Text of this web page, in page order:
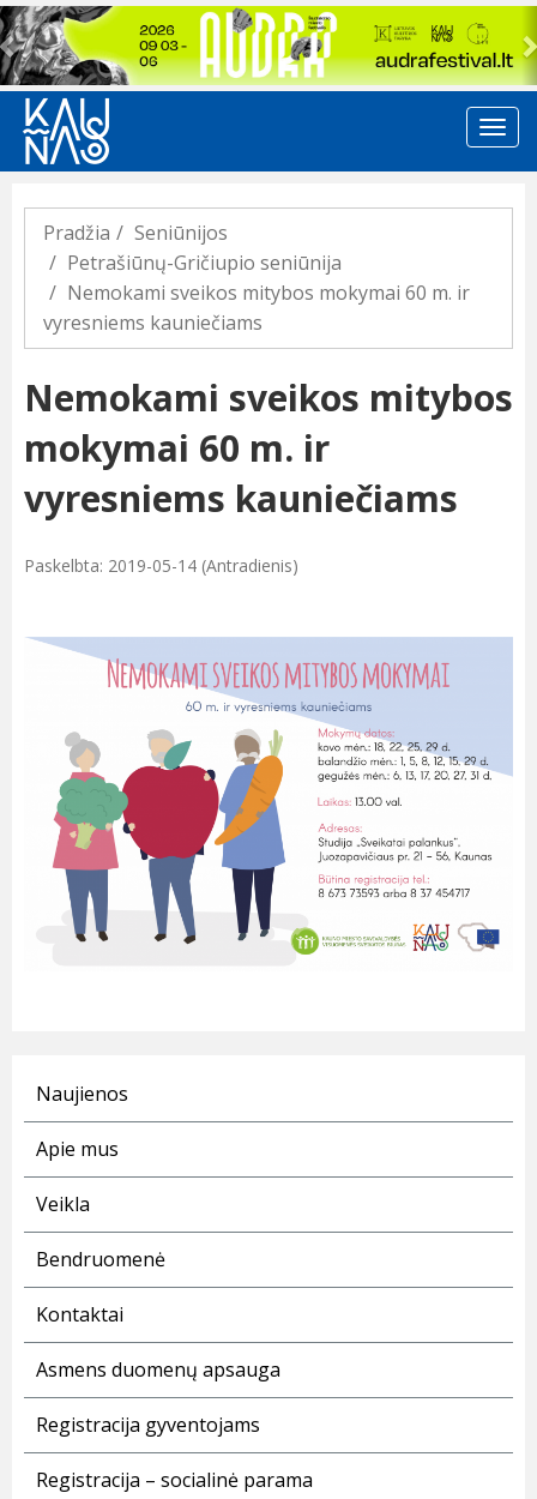
Previous
Pradžia
Seniūnijos
Petrašiūnų-Gričiupio seniūnija
Nemokami sveikos mitybos mokymai 60 m. ir
vyresniems kauniečiams
Nemokami sveikos mitybos
mokymai 60 m. ir
vyresniems kauniečiams
Paskelbta: 2019-05-14 (Antradienis)
Naujienos
Apie mus
Veikla
Bendruomenė
Kontaktai
Asmens duomenų apsauga
Registracija gyventojams
Registracija – socialinė parama